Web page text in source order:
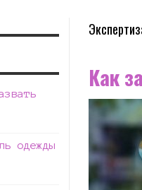
Как
одежды